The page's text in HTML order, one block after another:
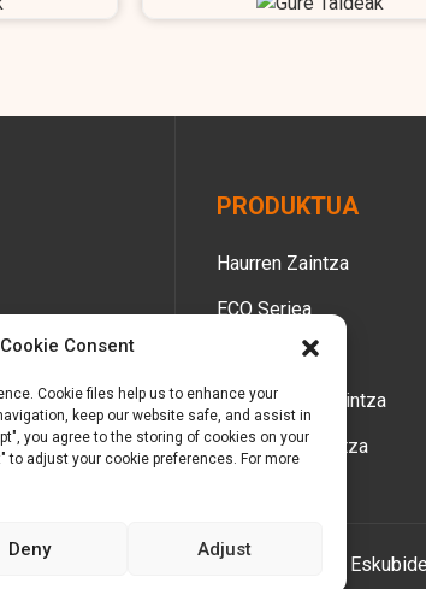
PRODUKTUA
Haurren Zaintza
ECO Seriea
Helduen Arreta
Emakumeen Zaintza
Maskoten Zaintza
© Copyright - 2010-2025 :
Consent
Cookie files help us to enhance your
keep our website safe, and assist in
you agree to the storing of cookies on your
to adjust your cookie preferences. For more
Deny Adjust